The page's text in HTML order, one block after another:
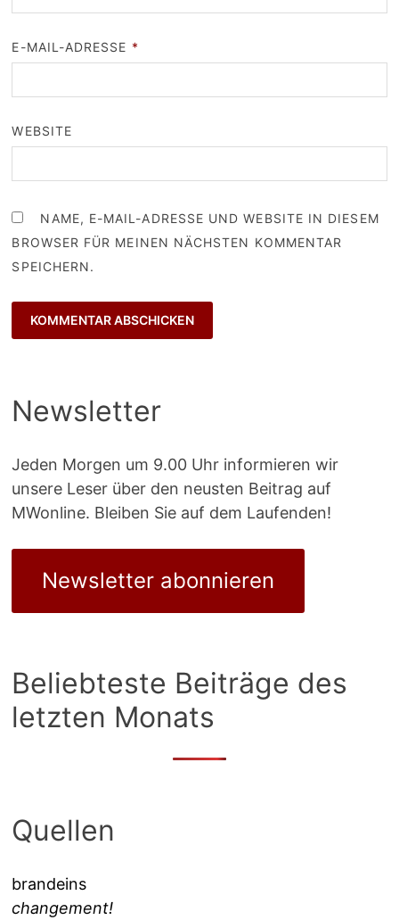
E-MAIL-ADRESSE *
WEBSITE
NAME, E-MAIL-ADRESSE UND WEBSITE IN DIESEM
BROWSER FÜR MEINEN NÄCHSTEN KOMMENTAR
SPEICHERN.
Newsletter
Jeden Morgen um 9.00 Uhr informieren wir
unsere Leser über den neusten Beitrag auf
MWonline. Bleiben Sie auf dem Laufenden!
Newsletter abonnieren
Beliebteste Beiträge des
letzten Monats
Quellen
brandeins
changement!